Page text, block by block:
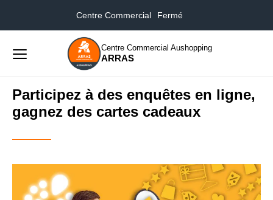
Centre Commercial
Fermé
Auchan Arras
08:30 - 12:30
Menu
principal
Centre Commercial Aushopping
ARRAS
sur
le
Lancer
Participez à des enquêtes en ligne, gagnez
Participez à des enquêtes en ligne,
gagnez des cartes cadeaux